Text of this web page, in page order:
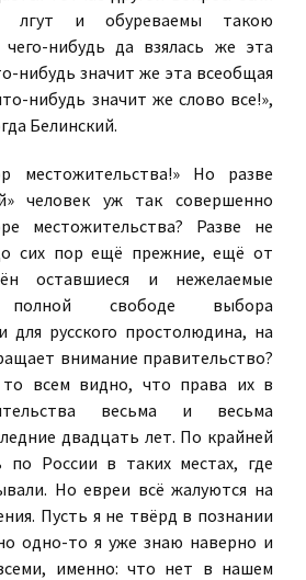
лгут и обуреваемы такою
нибудь да взялась же эта
нибудь значит же эта всеобщая
нибудь значит же слово все!»,
Белинский.
местожительства!» Но разве
человек уж так совершенно
местожительства? Разве не
сих пор ещё прежние, ещё от
оставшиеся и нежелаемые
свободе выбора
для русского простолюдина, на
внимание правительство?
всем видно, что права их в
весьма и весьма
двадцать лет. По крайней
по России в таких местах, где
Но евреи всё жалуются на
Пусть я не твёрд в познании
одно-то я уже знаю наверно и
именно: что нет в нашем